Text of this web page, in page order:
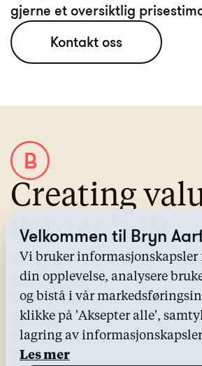
Kontakt oss
Creating
through IP
Om Bryn Aarflot
Alle tjenester
Kontakt oss
Bransjer
Kunnskapssenter
Nyheter
Velkommen til Bryn
Vi bruker informasjonskapsler
din opplevelse, analysere
og bistå i vår
klikke på 'Aksepter alle',
lagring av
Les mer